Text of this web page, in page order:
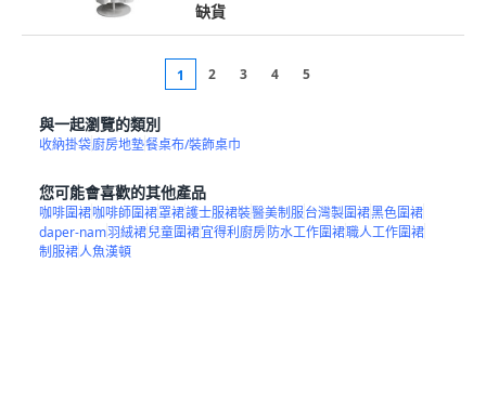
缺貨
1 2 3 4 5
與一起瀏覽的類別
收納掛袋廚房地墊餐桌布/裝飾桌巾
您可能會喜歡的其他產品
咖啡圍裙咖啡師圍裙罩裙護士服裙裝醫美制服台灣製圍裙黑色圍裙
daper-nam羽絨裙兒童圍裙宜得利廚房防水工作圍裙職人工作圍裙
制服裙人魚漢頓